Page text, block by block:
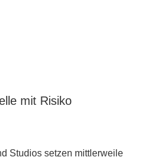
mit Risiko
Studios setzen mittlerweile